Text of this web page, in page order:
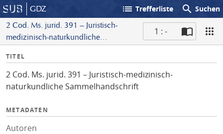
GDZ list Trefferliste search Suchen
2 Cod. Ms. jurid. 391 – Juristisch-
medizinisch-naturkundliche
1 : -
I
f
o
TITEL
2 Cod. Ms. jurid. 391 – Juristisch-medizinisch-
naturkundliche Sammelhandschrift
METADATEN
Autoren